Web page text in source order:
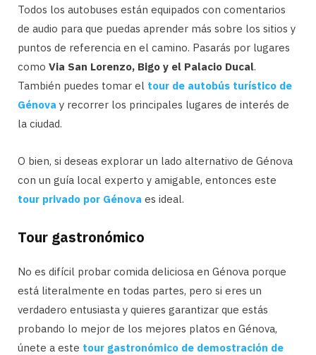
Todos los autobuses están equipados con comentarios
de audio para que puedas aprender más sobre los sitios y
puntos de referencia en el camino. Pasarás por lugares
como Via San Lorenzo, Bigo y el Palacio Ducal.
También puedes tomar el tour de autobús turístico de
Génova y recorrer los principales lugares de interés de
la ciudad.
O bien, si deseas explorar un lado alternativo de Génova
con un guía local experto y amigable, entonces este
tour privado por Génova es ideal.
Tour gastronómico
No es difícil probar comida deliciosa en Génova porque
está literalmente en todas partes, pero si eres un
verdadero entusiasta y quieres garantizar que estás
probando lo mejor de los mejores platos en Génova,
únete a este tour gastronómico de demostración de